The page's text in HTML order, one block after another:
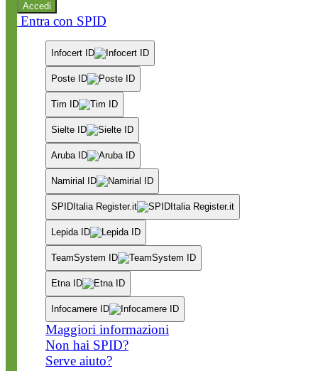
Accedi
Entra con SPID
Infocert ID
Poste ID
Tim ID
Sielte ID
Aruba ID
Namirial ID
SPIDItalia Register.it
Lepida ID
TeamSystem ID
Etna ID
Infocamere ID
Maggiori informazioni
Non hai SPID?
Serve aiuto?